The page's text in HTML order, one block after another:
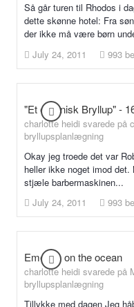
Så går turen til Rhodos i
dette skønne hotel: Fra
der ikke må være børn
July 24, 2011
993
"Et organisk Bryllup" -
charlotte heidi svarede på
bryllupsplanlægning
Okay jeg troede det var
heller ikke noget imod
stjæle barbermaskinen...
July 24, 2011
993
Emotion on the ocean
charlotte heidi svarede på
bryllupsplanlægning
Tillykke med dagen Jeg